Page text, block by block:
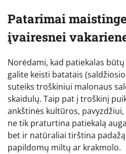
Patarimai
įvairesnei
Norėdami, kad patiekalas
galite keisti batatais
suteiks troškiniui malonaus
skaidulų. Taip pat į troškinį
ankštinės kultūros,
ne tik praturtina patiekalą
bet ir natūraliai tirština
papildomų miltų ar krakmolo.